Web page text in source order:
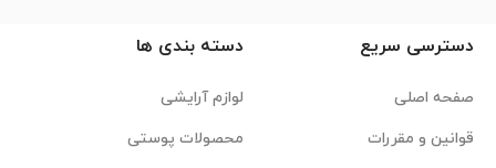
دسترسی سریع
صفحه اصلی
قوانین و مقررات
دسته بندی ها
لوازم آرایشی
محصولات پوستی